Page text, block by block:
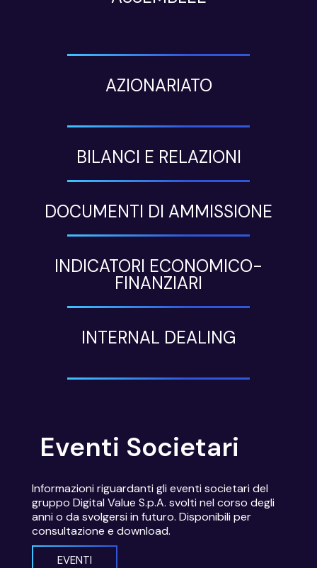
AZIONARIATO
BILANCI E RELAZIONI
DOCUMENTI DI AMMISSIONE
INDICATORI ECONOMICO-
FINANZIARI
INTERNAL DEALING
Eventi Societari
Informazioni riguardanti gli eventi societari del
gruppo Digital Value S.p.A. svolti nel corso degli
anni o da svolgersi in futuro. Disponibili per
consultazione e download.
EVENTI